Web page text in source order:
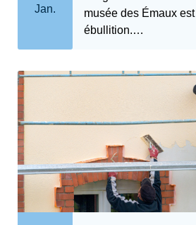
Jan.
musée des Émaux
ébullition.…